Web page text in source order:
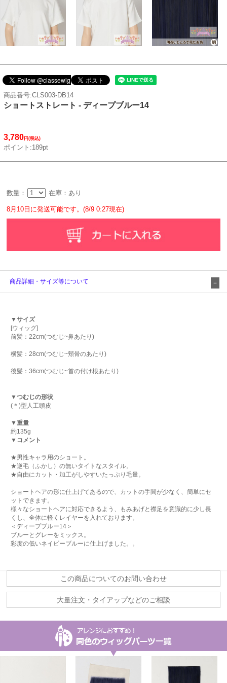
商品番号:CLS003-DB14
ショートストレート - ディープブルー14
3,780円(税込)
ポイント:189pt
数量： 在庫：あり
8月10日に発送可能です。(8/9 0:27現在)
商品詳細・サイズ等について
▼サイズ
[ウィッグ]
前髪：22cm(つむじ~鼻あたり)
横髪：28cm(つむじ~頬骨のあたり)
後髪：36cm(つむじ~首の付け根あたり)
▼つむじの形状
(＊)型人工頭皮
▼重量
約135g
▼コメント
★男性キャラ用のショート。
★逆毛（ふかし）の無いタイトなスタイル。
★自由にカット・加工がしやすいたっぷり毛量。
ショートヘアの形に仕上げてあるので、カットの手間が少なく、簡単にセ
ットできます。
様々なショートヘアに対応できるよう、もみあげと襟足を意識的に少し長
くし、全体に軽くレイヤーを入れております。
＜ディープブルー14＞
ブルーとグレーをミックス。
彩度の低いネイビーブルーに仕上げました。。
この商品についてのお問い合わせ
大量注文・タイアップなどのご相談